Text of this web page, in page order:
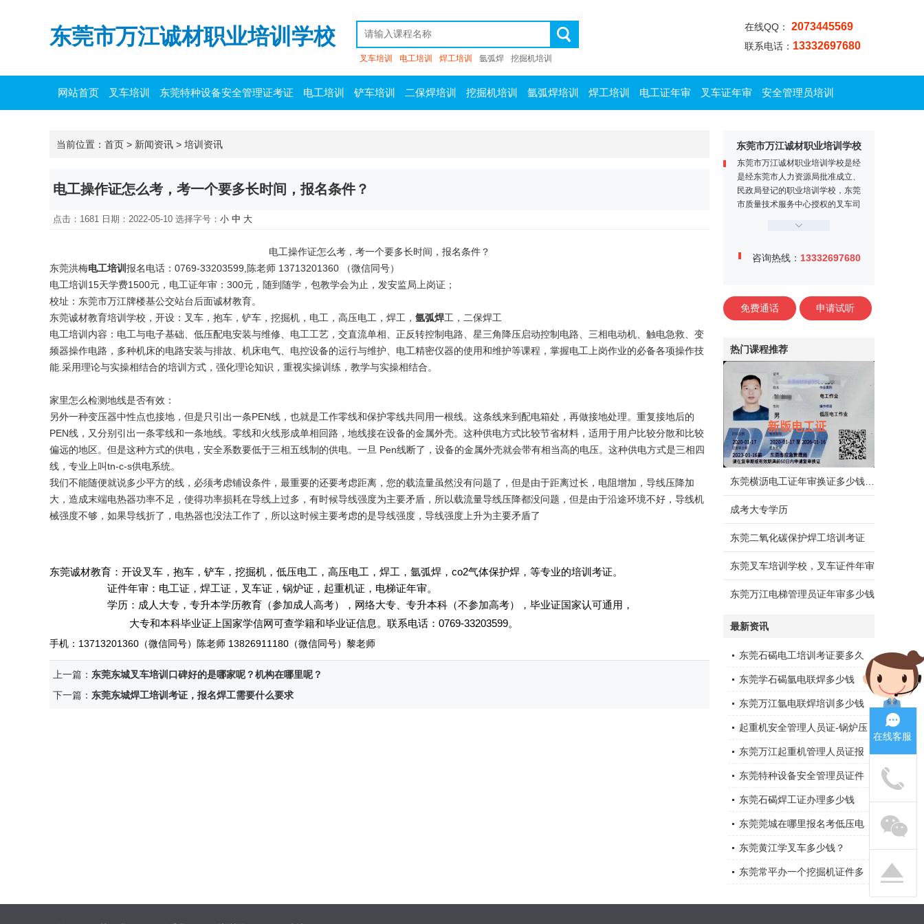
东莞市万江诚材职业培训学校
叉车培训 电工培训 焊工培训 氩弧焊 挖掘机培训
在线QQ： 2073445569
联系电话： 13332697680
网站首页 叉车培训 东莞特种设备安全管理证考证 电工培训 铲车培训 二保焊培训 挖掘机培训 氩弧焊培训 焊工培训 电工证年审 叉车证年审 安全管理员培训
东莞市万江诚材职业培训学校
东莞市万江诚材职业培训学校是经
是经东莞市人力资源局批准成立、
民政局登记的职业培训学校，东莞
市质量技术服务中心授权的叉车司
师资力量雄厚，学校内设电工实训
咨询热线： 13332697680
免费通话 申请试听
热门课程推荐
成考大专学历
东莞二氧化碳保护焊工培训考证
东莞叉车培训学校，叉车证件年审
东莞万江电梯管理员证年审多少钱
最新资讯
东莞石碣电工培训考证要多久
东莞学石碣氩电联焊多少钱
东莞万江氩电联焊培训多少钱
起重机安全管理人员证-锅炉压
力容器证-电梯证在哪里考
东莞万江起重机管理人员证报
名多少钱
东莞特种设备安全管理员证件
多少钱，在哪里报名
东莞石碣焊工证办理多少钱
东莞莞城在哪里报名考低压电
工证
东莞黄江学叉车多少钱？
东莞常平办一个挖掘机证件多
当前位置： 首页 > 新闻资讯 > 培训资讯
电工操作证怎么考，考一个要多长时间，报名条件？
点击：1681 日期：2022-05-10 选择字号： 小 中 大
电工操作证怎么考，考一个要多长时间，报名条件？
东莞洪梅电工培训 报名电话：0769-33203599,陈老师 13713201360 （微信同号）
电工培训15天学费1500元，电工证年审：300元，随到随学，包教学会为止，发安监局上岗证；
校址：东莞市万江牌楼基公交站台后面诚材教育。
东莞诚材教育培训学校，开设：叉车，抱车，铲车，挖掘机，电工，高压电工，焊工， 氩弧焊工，二保焊工
电工培训内容：电工与电子基础、低压配电安装与维修、电工工艺，交直流单相、正反转控制电路、星三角降压启动控制电路、三相电动机、触电急救、变
频器操作电路，多种机床的电路安装与排故、机床电气、电控设备的运行与维护、电工精密仪器的使用和维护等课程，掌握电工上岗作业的必备各项操作技
能.采用理论与实操相结合的培训方式，强化理论知识，重视实操训练，教学与实操相结合。
家里怎么检测地线是否有效：
另外一种变压器中性点也接地，但是只引出一条PEN线，也就是工作零线和保护零线共同用一根线。这条线来到配电箱处，再做接地处理。重复接地后的
PEN线，又分别引出一条零线和一条地线。零线和火线形成单相回路，地线接在设备的金属外壳。这种供电方式比较节省材料，适用于用户比较分散和比较
偏远的地区。但是这种方式的供电，安全系数要低于三相五线制的供电。一旦 Pen线断了，设备的金属外壳就会带有相当高的电压。这种供电方式是三相四
线，专业上叫tn-c-s供电系统。
我们不能随便就说多少平方的线，必须考虑铺设条件，最重要的还要考虑距离，您的载流量虽然没有问题了，但是由于距离过长，电阻增加，导线压降加
大，造成末端电热器功率不足，使得功率损耗在导线上过多，有时候导线强度为主要矛盾，所以载流量导线压降都没问题，但是由于沿途环境不好，导线机
械强度不够，如果导线折了，电热器也没法工作了，所以这时候主要考虑的是导线强度，导线强度上升为主要矛盾了
东莞诚材教育：开设叉车，抱车，铲车，挖掘机，低压电工，高压电工，焊工，氩弧焊，co2气体保护焊，等专业的培训考证。
证件年审：电工证，焊工证，叉车证，锅炉证，起重机证，电梯证年审。
学历：成人大专，专升本学历教育 （参加成人高考），网络大专、专升本科（不参加高考），毕业证国家认可通用，
大专和本科毕业证上国家学信网可查学籍和毕业证信息 。 联系电话 ： 0769-33203599。
手机： 13713201360 （微信同号）陈老师 13826911180（微信同号）黎老师
上一篇： 东莞东城叉车培训口碑好的是哪家呢？机构在哪里呢？
下一篇： 东莞东城焊工培训考证，报名焊工需要什么要求
在线客服